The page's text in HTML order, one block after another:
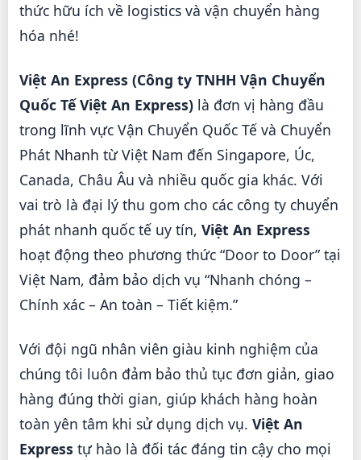
thức hữu ích về logistics và vận chuyển hàng
hóa nhé!
Việt An Express (Công ty TNHH Vận Chuyển
Quốc Tế Việt An Express) là đơn vị hàng đầu
trong lĩnh vực Vận Chuyển Quốc Tế và Chuyển
Phát Nhanh từ Việt Nam đến Singapore, Úc,
Canada, Châu Âu và nhiều quốc gia khác. Với
vai trò là đại lý thu gom cho các công ty chuyển
phát nhanh quốc tế uy tín, Việt An Express
hoạt động theo phương thức “Door to Door” tại
Việt Nam, đảm bảo dịch vụ “Nhanh chóng –
Chính xác – An toàn – Tiết kiệm.”
Với đội ngũ nhân viên giàu kinh nghiệm của
chúng tôi luôn đảm bảo thủ tục đơn giản, giao
hàng đúng thời gian, giúp khách hàng hoàn
toàn yên tâm khi sử dụng dịch vụ. Việt An
Express tự hào là đối tác đáng tin cậy cho mọi